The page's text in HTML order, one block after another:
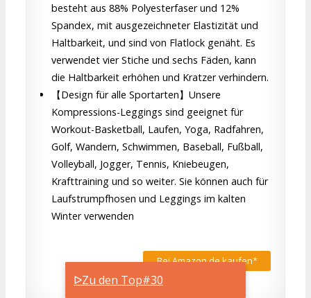
ᐅZu den Top#30
besteht aus 88% Polyesterfaser und 12%
Spandex, mit ausgezeichneter Elastizität und
Haltbarkeit, und sind von Flatlock genäht. Es
verwendet vier Stiche und sechs Fäden, kann
die Haltbarkeit erhöhen und Kratzer verhindern.
【Design für alle Sportarten】Unsere
Kompressions-Leggings sind geeignet für
Workout-Basketball, Laufen, Yoga, Radfahren,
Golf, Wandern, Schwimmen, Baseball, Fußball,
Volleyball, Jogger, Tennis, Kniebeugen,
Krafttraining und so weiter. Sie können auch für
Laufstrumpfhosen und Leggings im kalten
Winter verwenden
Bei Amazon.de kaufen*
24,99 € €